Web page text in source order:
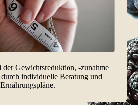
der Gewichtsreduktion, -zunahme
individuelle Beratung und
Ernährungspläne.